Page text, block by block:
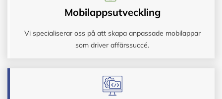
Mobilappsutveckling
Vi specialiserar oss på att skapa anpassade mobilappar
som driver affärssuccé.